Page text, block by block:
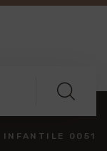
INFANTILE 0051